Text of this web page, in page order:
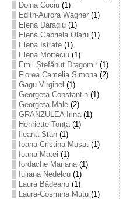
Doina Cociu(1)
Edith-Aurora Wagner(1)
Elena Daragiu(1)
Elena Gabriela Olaru(1)
Elena Istrate(1)
Elena Morteciu(1)
Emil Ștefănuț Dragomir(1)
Florea Camelia Simona(2)
Gagu Virginel (1)
Georgeta Constantin(1)
Georgeta Male(2)
GRANZULEA Irina(1)
Henriette Tonţa(1)
Ileana Stan(1)
Ioana Cristina Mușat(1)
Ioana Matei (1)
Iordache Mariana(1)
Iuliana Nedelcu(1)
Laura Bădeanu(1)
Laura-Cosmina Mutu(1)